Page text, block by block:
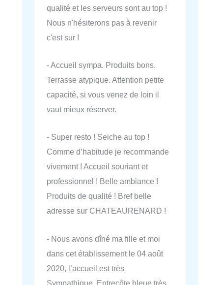
qualité et les serveurs sont au top !
Nous n'hésiterons pas à revenir
c'est sur !
- Accueil sympa. Produits bons.
Terrasse atypique. Attention petite
capacité, si vous venez de loin il
vaut mieux réserver.
- Super resto ! Seiche au top !
Comme d’habitude je recommande
vivement ! Accueil souriant et
professionnel ! Belle ambiance !
Produits de qualité ! Bref belle
adresse sur CHATEAURENARD !
- Nous avons dîné ma fille et moi
dans cet établissement le 04 août
2020, l’accueil est très
Sympathique. Entrecôte bleue très